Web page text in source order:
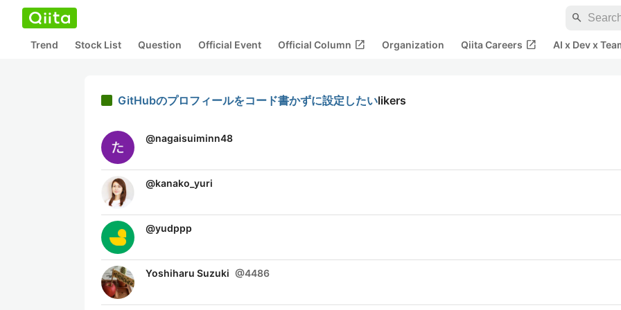
search
Trend Stock List Question Official Event Official Column open_in_new Organization Qiita Careers open_in_new AI x Dev x
GitHubのプロフィールをコード書かずに設定したいlikers
@nagaisuiminn48
@kanako_yuri
@yudppp
Yoshiharu Suzuki @4486